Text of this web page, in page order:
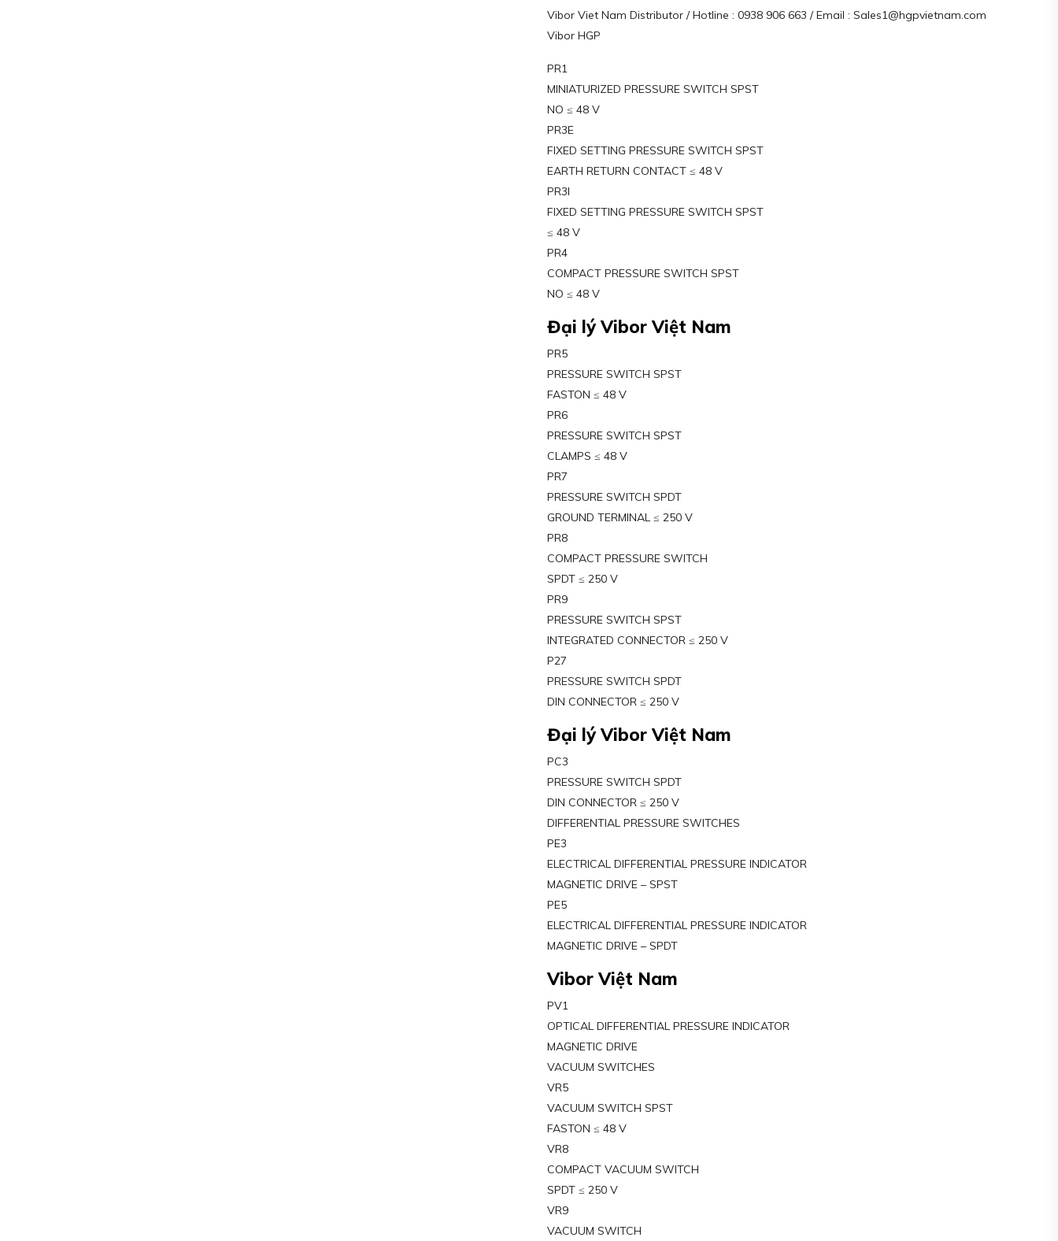
Vibor Viet Nam Distributor / Hotline : 0938 906 663 / Email : Sales1@hgpvietnam.com
Vibor HGP
PR1
MINIATURIZED PRESSURE SWITCH SPST
NO ≤ 48 V
PR3E
FIXED SETTING PRESSURE SWITCH SPST
EARTH RETURN CONTACT ≤ 48 V
PR3I
FIXED SETTING PRESSURE SWITCH SPST
≤ 48 V
PR4
COMPACT PRESSURE SWITCH SPST
NO ≤ 48 V
Đại lý Vibor Việt Nam
PR5
PRESSURE SWITCH SPST
FASTON ≤ 48 V
PR6
PRESSURE SWITCH SPST
CLAMPS ≤ 48 V
PR7
PRESSURE SWITCH SPDT
GROUND TERMINAL ≤ 250 V
PR8
COMPACT PRESSURE SWITCH
SPDT ≤ 250 V
PR9
PRESSURE SWITCH SPST
INTEGRATED CONNECTOR ≤ 250 V
P27
PRESSURE SWITCH SPDT
DIN CONNECTOR ≤ 250 V
Đại lý Vibor Việt Nam
PC3
PRESSURE SWITCH SPDT
DIN CONNECTOR ≤ 250 V
DIFFERENTIAL PRESSURE SWITCHES
PE3
ELECTRICAL DIFFERENTIAL PRESSURE INDICATOR
MAGNETIC DRIVE – SPST
PE5
ELECTRICAL DIFFERENTIAL PRESSURE INDICATOR
MAGNETIC DRIVE – SPDT
Vibor Việt Nam
PV1
OPTICAL DIFFERENTIAL PRESSURE INDICATOR
MAGNETIC DRIVE
VACUUM SWITCHES
VR5
VACUUM SWITCH SPST
FASTON ≤ 48 V
VR8
COMPACT VACUUM SWITCH
SPDT ≤ 250 V
VR9
VACUUM SWITCH